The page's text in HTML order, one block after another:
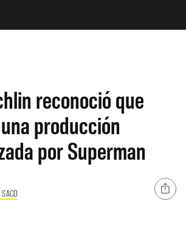
reconoció que
producción
por Superman